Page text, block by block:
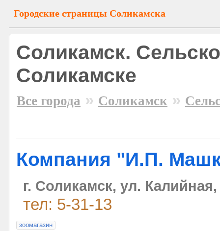
Городские страницы Соликамска
Соликамск.
Соликамске
Все города » Соликамск »
Компания "И.П.
г. Соликамск, ул. Калийная,
тел: 5-31-13
зоомагазин